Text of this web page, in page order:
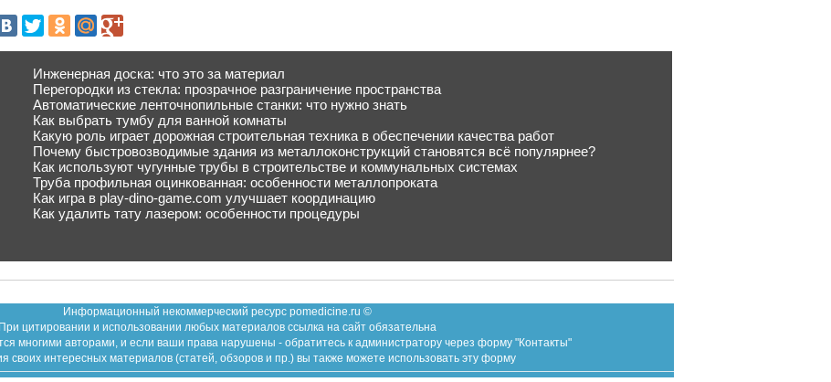
Инженерная доска: что это за материал
Перегородки из стекла: прозрачное разграничение пространства
Автоматические ленточнопильные станки: что нужно знать
Как выбрать тумбу для ванной комнаты
Какую роль играет дорожная строительная техника в обеспечении качества работ
Почему быстровозводимые здания из металлоконструкций становятся всё популярнее?
Как используют чугунные трубы в строительстве и коммунальных системах
Труба профильная оцинкованная: особенности металлопроката
Как игра в play-dino-game.com улучшает координацию
Как удалить тату лазером: особенности процедуры
Информационный некоммерческий ресурс pomedicine.ru ©
При цитировании и использовании любых материалов ссылка на сайт обязательна
многими авторами, и если ваши права нарушены - обратитесь к администратору через форму "Контакты"
своих интересных материалов (статей, обзоров и пр.) вы также можете использовать эту форму